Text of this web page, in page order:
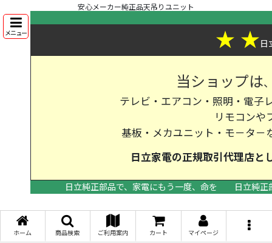
安心メーカー純正品天吊りユニット
メニュー ★ ★日
当ショップは
テレビ・エアコン・照明・電子
リモコンや
基板・メカユニット・モ－タ－
日立家電の正規取引代理店
日立純正部品で、家電にもう一度、命を
日立純
ホーム 商品検索 ご利用案内 カート マイページ